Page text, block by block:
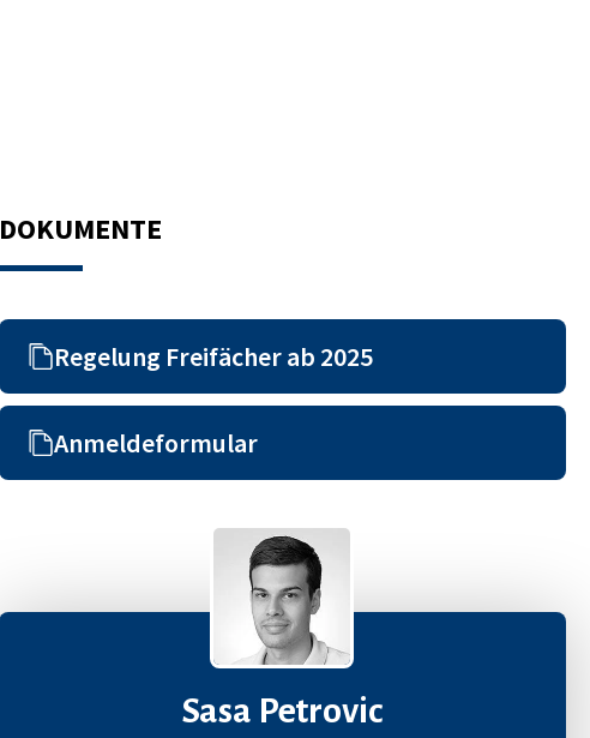
DOKUMENTE
Regelung Freifächer ab 2025
Anmeldeformular
Sasa Petrovic